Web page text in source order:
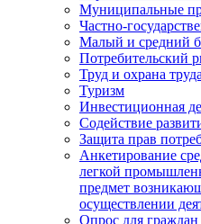
Муниципальные
Частно-
Малый и средний
Потребительский
Труд и охрана труда
Туризм
Инвестиционная
Содействие
Защита прав
Анкетирование
легкой
предмет
осуществлении
Опрос для